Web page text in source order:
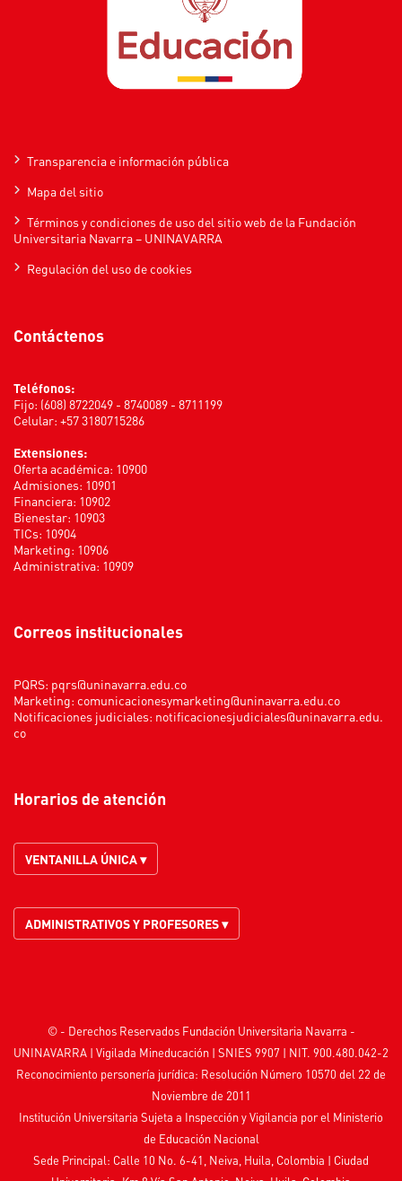
Transparencia e información pública
Mapa del sitio
Términos y condiciones de uso del sitio web de la Fundación
Universitaria Navarra – UNINAVARRA
Regulación del uso de cookies
Contáctenos
Teléfonos:
Fijo: (608) 8722049 - 8740089 - 8711199
Celular: +57 3180715286
Extensiones:
Oferta académica: 10900
Admisiones: 10901
Financiera: 10902
Bienestar: 10903
TICs: 10904
Marketing: 10906
Administrativa: 10909
Correos institucionales
PQRS: pqrs@uninavarra.edu.co
Marketing: comunicacionesymarketing@uninavarra.edu.co
Notificaciones judiciales: notificacionesjudiciales@uninavarra.edu.
co
Horarios de atención
VENTANILLA ÚNICA ▾
ADMINISTRATIVOS Y PROFESORES ▾
© - Derechos Reservados Fundación Universitaria Navarra -
UNINAVARRA | Vigilada Mineducación | SNIES 9907 | NIT. 900.480.042-2
Reconocimiento personería jurídica: Resolución Número 10570 del 22 de
Noviembre de 2011
Institución Universitaria Sujeta a Inspección y Vigilancia por el Ministerio
de Educación Nacional
Sede Principal: Calle 10 No. 6-41, Neiva, Huila, Colombia | Ciudad